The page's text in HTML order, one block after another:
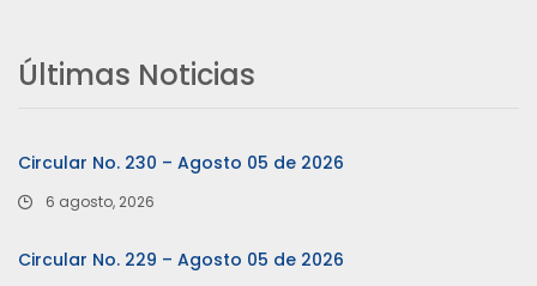
Últimas Noticias
Circular No. 230 – Agosto 05 de 2026
6 agosto, 2026
Circular No. 229 – Agosto 05 de 2026